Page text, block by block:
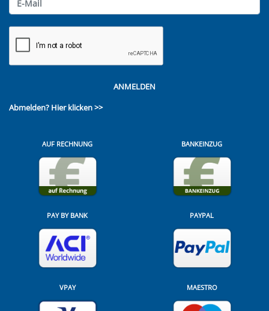
ANMELDEN
Abmelden? Hier klicken >>
AUF RECHNUNG BANKEINZUG
PAY BY BANK PAYPAL
VPAY MAESTRO